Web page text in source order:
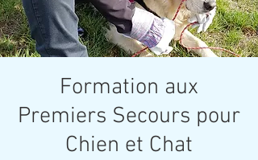
Formation aux
Premiers Secours pour
Chien et Chat